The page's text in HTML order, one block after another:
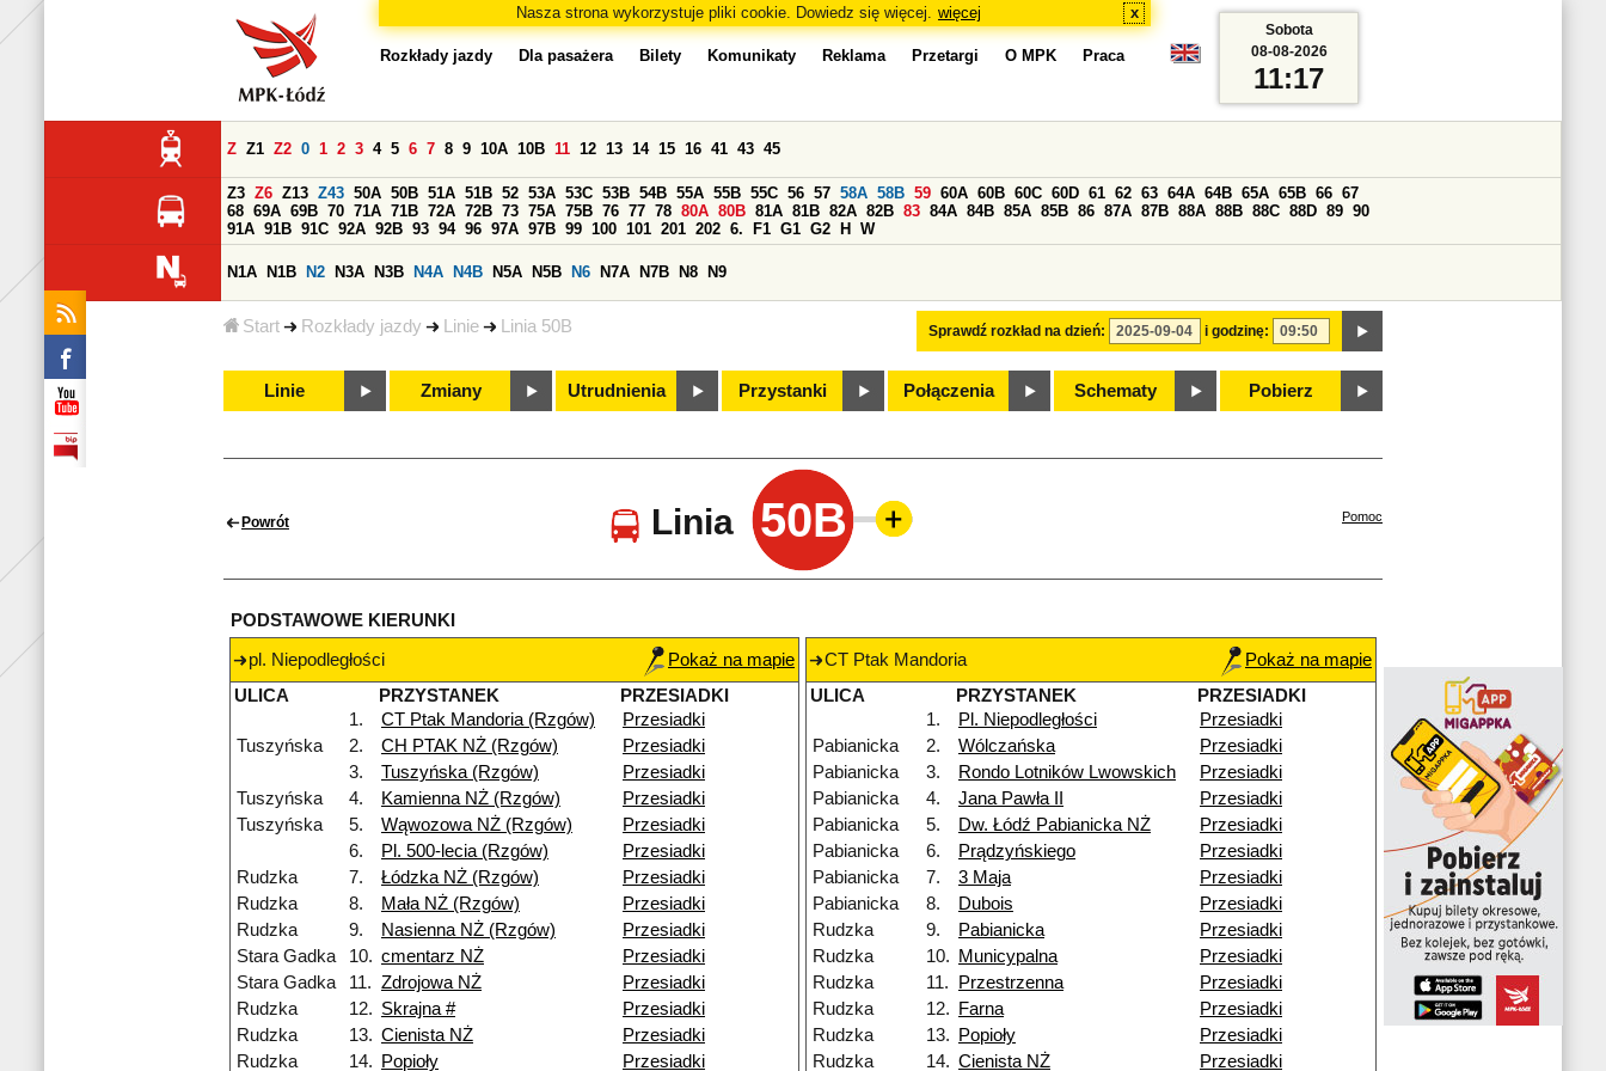
Nasza strona wykorzystuje pliki cookie. Dowiedz się więcej. więcej x
Start Rozkłady jazdy Linie Linia 50B
Rozkłady jazdy Dla pasażera Bilety Komunikaty Reklama Przetargi O MPK Praca
Sprawdź rozkład na dzień: i godzinę:
Z Z1 Z2 0 1 2 3 4 5 6 7 8 9 10A 10B 11 12 13 14 15 16 41 43 45
Z3 Z6 Z13 Z43 50A 50B 51A 51B 52 53A 53C 53B 54B 55A 55B 55C 56 57 58A 58B 59 60A 60B 60C 60D 61 62 63 64A 64B 65A 65B 66 67
68 69A 69B 70 71A 71B 72A 72B 73 75A 75B 76 77 78 80A 80B 81A 81B 82A 82B 83 84A 84B 85A 85B 86 87A 87B 88A 88B 88C 88D 89 90
91A 91B 91C 92A 92B 93 94 96 97A 97B 99 100 101 201 202 6. F1 G1 G2 H W
N1A N1B N2 N3A N3B N4A N4B N5A N5B N6 N7A N7B N8 N9
Linie Zmiany Utrudnienia Przystanki Połączenia Schematy Pobierz
Sobota
08-08-2026
11:17
Powrót Linia 50B Pomoc
PODSTAWOWE KIERUNKI
pl. Niepodległości
Pokaż na mapie
ULICA
PRZYSTANEK
PRZESIADKI
1.
CT Ptak Mandoria (Rzgów)
Przesiadki
Tuszyńska
2. CH PTAK NŻ (Rzgów)
Przesiadki
3.
Tuszyńska (Rzgów)
Przesiadki
Tuszyńska
4. Kamienna NŻ (Rzgów)
Przesiadki
Tuszyńska
5. Wąwozowa NŻ (Rzgów)
Przesiadki
6.
Pl. 500-lecia (Rzgów)
Przesiadki
Rudzka
7. Łódzka NŻ (Rzgów)
Przesiadki
Rudzka
8. Mała NŻ (Rzgów)
Przesiadki
Rudzka
9. Nasienna NŻ (Rzgów)
Przesiadki
Stara Gadka
10. cmentarz NŻ
Przesiadki
Stara Gadka
11. Zdrojowa NŻ
Przesiadki
Rudzka
12. Skrajna #
Przesiadki
Rudzka
13. Cienista NŻ
Przesiadki
Rudzka
14. Popioły Przesiadki
CT Ptak Mandoria
Pokaż na mapie
ULICA
PRZYSTANEK
PRZESIADKI
1.
Pl. Niepodległości
Przesiadki
Pabianicka
2. Wólczańska
Przesiadki
Pabianicka
3. Rondo Lotników Lwowskich
Przesiadki
Pabianicka
4. Jana Pawła II
Przesiadki
Pabianicka
5. Dw. Łódź Pabianicka NŻ
Przesiadki
Pabianicka
6. Prądzyńskiego
Przesiadki
Pabianicka
7. 3 Maja
Przesiadki
Pabianicka
8. Dubois
Przesiadki
Rudzka
9. Pabianicka
Przesiadki
Rudzka
10. Municypalna
Przesiadki
Rudzka
11. Przestrzenna
Przesiadki
Rudzka
12. Farna
Przesiadki
Rudzka
13. Popioły
Przesiadki
Rudzka
14. Cienista NŻ Przesiadki